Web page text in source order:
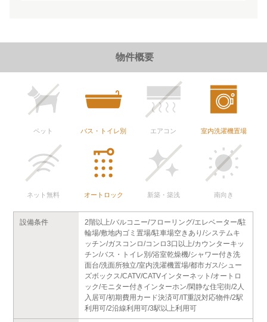
物件概要
ペット バス・トイレ別 エアコン 室内洗濯機置場
ネット無料 オートロック 新築・築浅 南向き
設備条件
2階以上/バルコニー/フローリング/エレベーター/駐
輪場/敷地内ゴミ置場/駐車場空きあり/システムキ
ッチン/ガスコンロ/コンロ3口以上/カウンターキッ
チン/バス・トイレ別/浴室乾燥機/シャワー付き洗
面台/洗面所独立/室内洗濯機置場/都市ガス/シュー
ズボックス/CATV/CATVインターネット/オートロ
ック/モニター付きインターホン/閑静な住宅街/2人
入居可/初期費用カード決済可/IT重説対応物件/2駅
利用可/2沿線利用可/3駅以上利用可